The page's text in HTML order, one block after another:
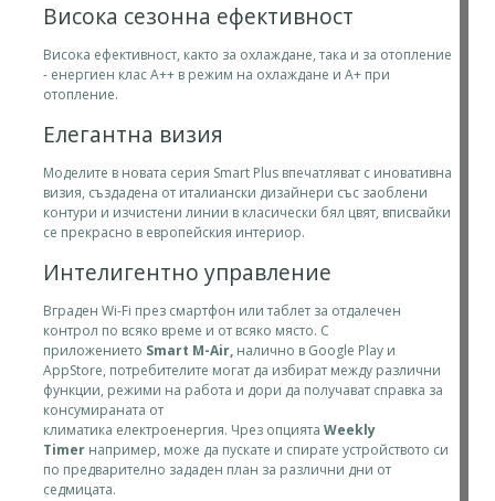
Висока сезонна ефективност
Висока ефективност, както за охлаждане, така и за отопление
- енергиен клас А++ в режим на охлаждане и А+ при
отопление.
Елегантна визия
Моделите в новата серия Smart Plus впечатляват с иновативна
визия, създадена от италиански дизайнери със заоблени
контури и изчистени линии в класически бял цвят, вписвайки
се прекрасно в европейския интериор.
Интелигентно управление
Вграден Wi-Fi през смартфон или таблет за отдалечен
контрол по всяко време и от всяко място. С
приложението Smart M-Air, налично в Google Play и
AppStore, потребителите могат да избират между различни
функции, режими на работа и дори да получават справка за
консумираната от
климатика електроенергия. Чрез опцията Weekly
Timerнапример, може да пускате и спирате устройството си
по предварително зададен план за различни дни от
седмицата.